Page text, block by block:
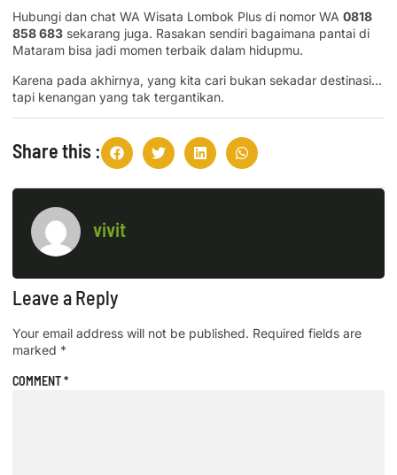
Hubungi dan chat WA Wisata Lombok Plus di nomor WA 0818
858 683 sekarang juga. Rasakan sendiri bagaimana pantai di
Mataram bisa jadi momen terbaik dalam hidupmu.
Karena pada akhirnya, yang kita cari bukan sekadar destinasi…
tapi kenangan yang tak tergantikan.
Share this :
vivit
Leave a Reply
Your email address will not be published. Required fields are
marked *
COMMENT*